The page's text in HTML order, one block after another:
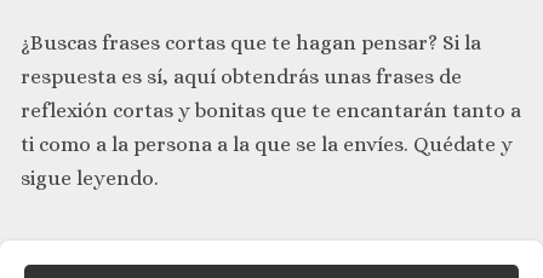
¿Buscas frases cortas que te hagan pensar? Si la
respuesta es sí, aquí obtendrás unas frases de
reflexión cortas y bonitas que te encantarán tanto a
ti como a la persona a la que se la envíes. Quédate y
sigue leyendo.